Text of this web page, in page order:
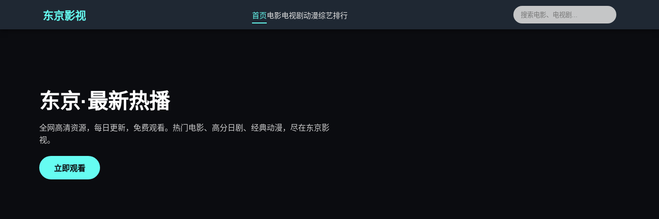
东京影视 首页电影电视剧 动漫综艺排行
东京·最新热播
全网高清资源，每日更新，免费观看。热门电影、高分日剧、经典动漫，尽在东京影
视。
立即观看